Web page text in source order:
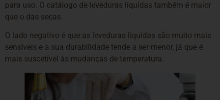
para uso. O catálogo de leveduras líquidas também é maior
que o das secas.
O lado negativo é que as leveduras líquidas são muito mais
sensíveis e a sua durabilidade tende a ser menor, já que é
mais suscetível às mudanças de temperatura.